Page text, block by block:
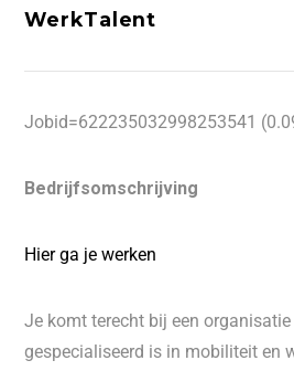
WerkTalent
Jobid=622235032998253541
Bedrijfsomschrijving
Hier ga je werken
Je komt terecht bij een
gespecialiseerd is in mobiliteit en